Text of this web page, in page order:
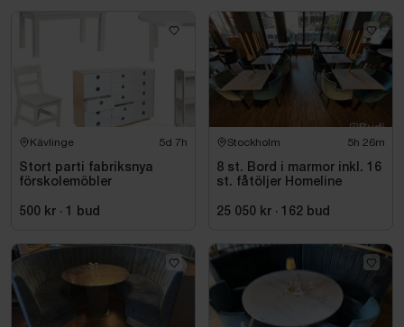
Kävlinge 5d 7h
Stort parti fabriksnya
förskolemöbler
500 kr · bud
Stockholm 5h 26m
8 st. Bord i marmor inkl. 16
st. fåtöljer Homeline
25 050 kr · 162 bud